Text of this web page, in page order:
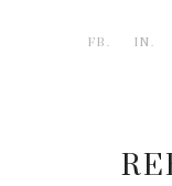
FB. IN.